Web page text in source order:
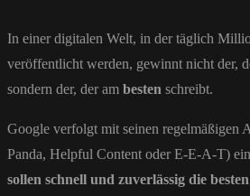
In einer digitalen Welt, in der täglich
veröffentlicht werden, gewinnt nicht der,
sondern der, der am besten schreibt.
Google verfolgt mit seinen regelmäßigen
Panda, Helpful Content oder E-E-A-T)
sollen schnell und zuverlässig die